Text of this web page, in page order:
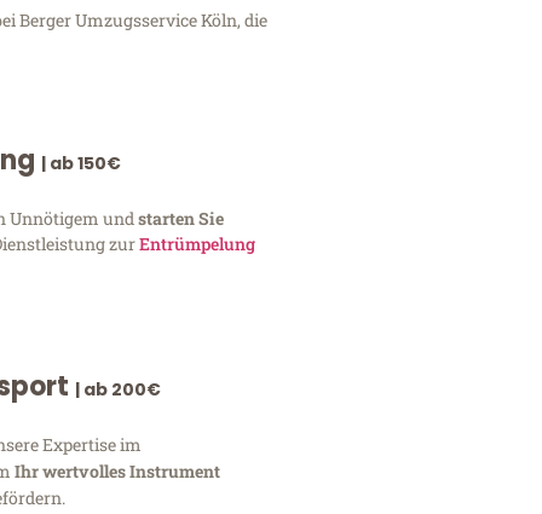
Berger Umzugsservice Köln, die
| ab 150€
Unnötigem und starten Sie
zurEntrümpelung
| ab 200€
Expertise im
Ihr wertvolles Instrument